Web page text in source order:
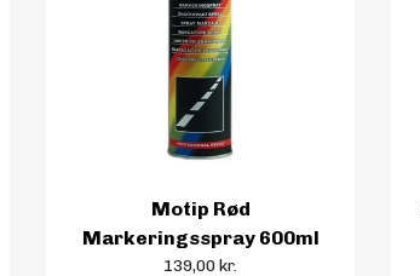
Motip Rød
Markeringsspray 600ml
139,00 kr.